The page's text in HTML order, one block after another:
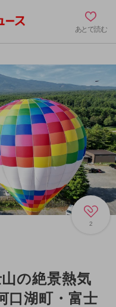
あとで読む
2
の絶景熱気
口湖町・富士